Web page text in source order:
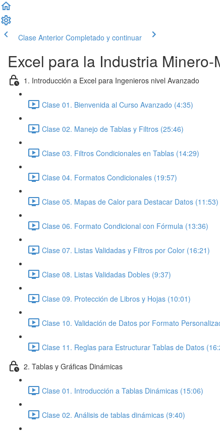
Clase Anterior Completado y continuar
Excel para la Industria
1. Introducción a Excel para Ingenieros nivel Avanzado
Clase 01. Bienvenida al Curso Avanzado (4:35)
Clase 02. Manejo de Tablas y Filtros (25:46)
Clase 03. Filtros Condicionales en Tablas (14:29)
Clase 04. Formatos Condicionales (19:57)
Clase 05. Mapas de Calor para Destacar Datos (11:53)
Clase 06. Formato Condicional con Fórmula (13:36)
Clase 07. Listas Validadas y Filtros por Color (16:21)
Clase 08. Listas Validadas Dobles (9:37)
Clase 09. Protección de Libros y Hojas (10:01)
Clase 10. Validación de Datos por Formato
Clase 11. Reglas para Estructurar Tablas de Datos
2. Tablas y Gráficas Dinámicas
Clase 01. Introducción a Tablas Dinámicas (15:06)
Clase 02. Análisis de tablas dinámicas (9:40)